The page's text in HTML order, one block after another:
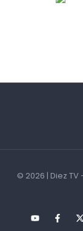
© 2026 | Diez TV